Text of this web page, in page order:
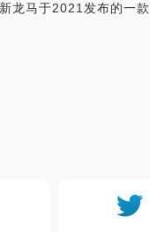
龙马于2021发布的一